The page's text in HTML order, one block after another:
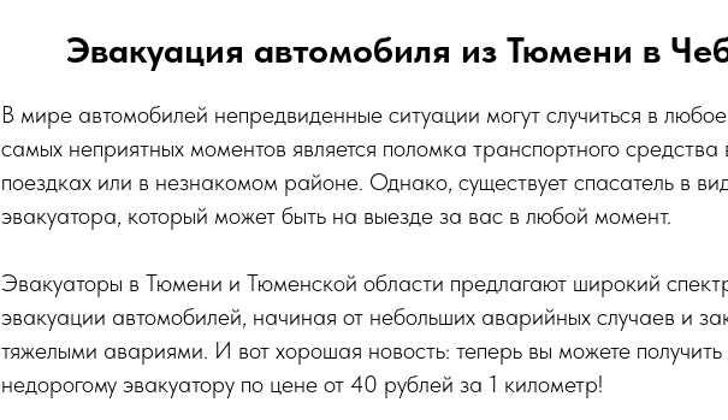
Эвакуация автомобиля из Тюмени в
В мире автомобилей непредвиденные ситуации могут случиться в
самых неприятных моментов является поломка транспортного средства
поездках или в незнакомом районе. Однако, существует спасатель в
эвакуатора, который может быть на выезде за вас в любой момент.
Эвакуаторы в Тюмени и Тюменской области предлагают широкий
эвакуации автомобилей, начиная от небольших аварийных случаев и
тяжелыми авариями. И вот хорошая новость: теперь вы можете получить
недорогому эвакуатору по цене от 40 рублей за 1 километр!